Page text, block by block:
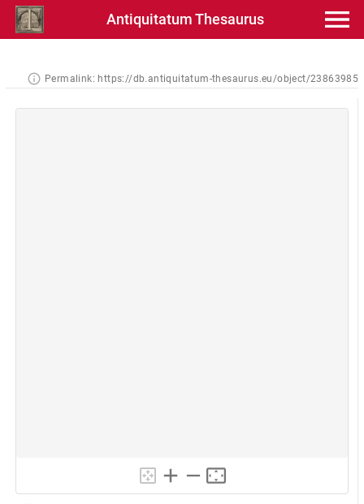
Antiquitatum Thesaurus
Permalink: https://db.antiquitatum-thesaurus.eu/object/23863985